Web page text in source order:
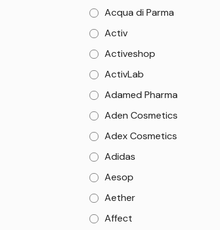
Acqua di Parma
Activ
Activeshop
ActivLab
Adamed Pharma
Aden Cosmetics
Adex Cosmetics
Adidas
Aesop
Aether
Affect